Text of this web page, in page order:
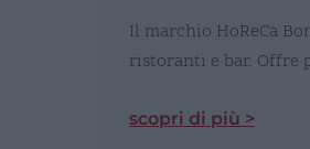
Il marchio HoReCa
ristoranti e bar. Offre
scopri di più >